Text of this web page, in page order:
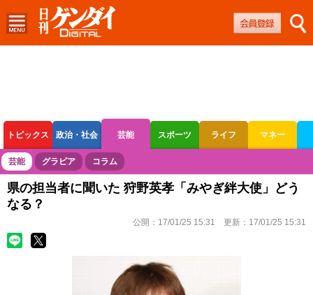
トピックス 政治・社会 芸能 スポーツ ライフ マネー
ボートレース 競輪 オートレース
芸能 グラビア コラム
県の担当者に聞いた 狩野英孝「みやぎ絆大使」どう
なる？
公開： 17/01/25 15:31 更新： 17/01/25 15:31